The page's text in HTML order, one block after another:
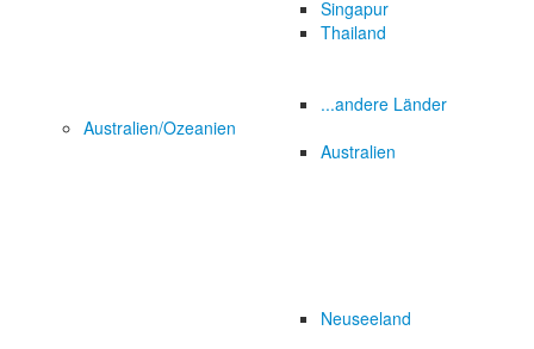
Singapur
Thailand
...andere Länder
Australien/Ozeanien
Australien
Neuseeland